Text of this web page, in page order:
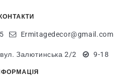
Ermitagedecor@gmail.com
Залютинська 2/2 9-18